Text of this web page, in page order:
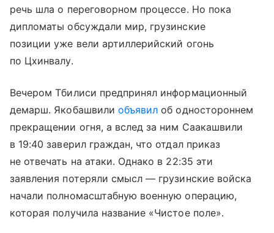
речь шла о переговорном процессе. Но пока
дипломаты обсуждали мир, грузинские
позиции уже вели артиллерийский огонь
по Цхинвалу.
Вечером Тбилиси предпринял информационный
демарш. Якобашвили объявил об одностороннем
прекращении огня, а вслед за ним Саакашвили
в 19:40 заверил граждан, что отдал приказ
не отвечать на атаки. Однако в 22:35 эти
заявления потеряли смысл — грузинские войска
начали полномасштабную военную операцию,
которая получила название «Чистое поле».